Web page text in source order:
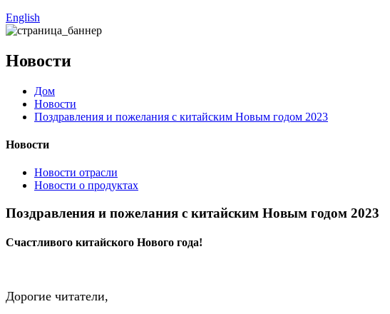
English
Новости
Дом
Новости
Поздравления и пожелания с китайским Новым годом 2023
Новости
Новости отрасли
Новости о продуктах
Поздравления и пожелания с китайским Новым годом 2023
Счастливого китайского Нового года!
Дорогие читатели,